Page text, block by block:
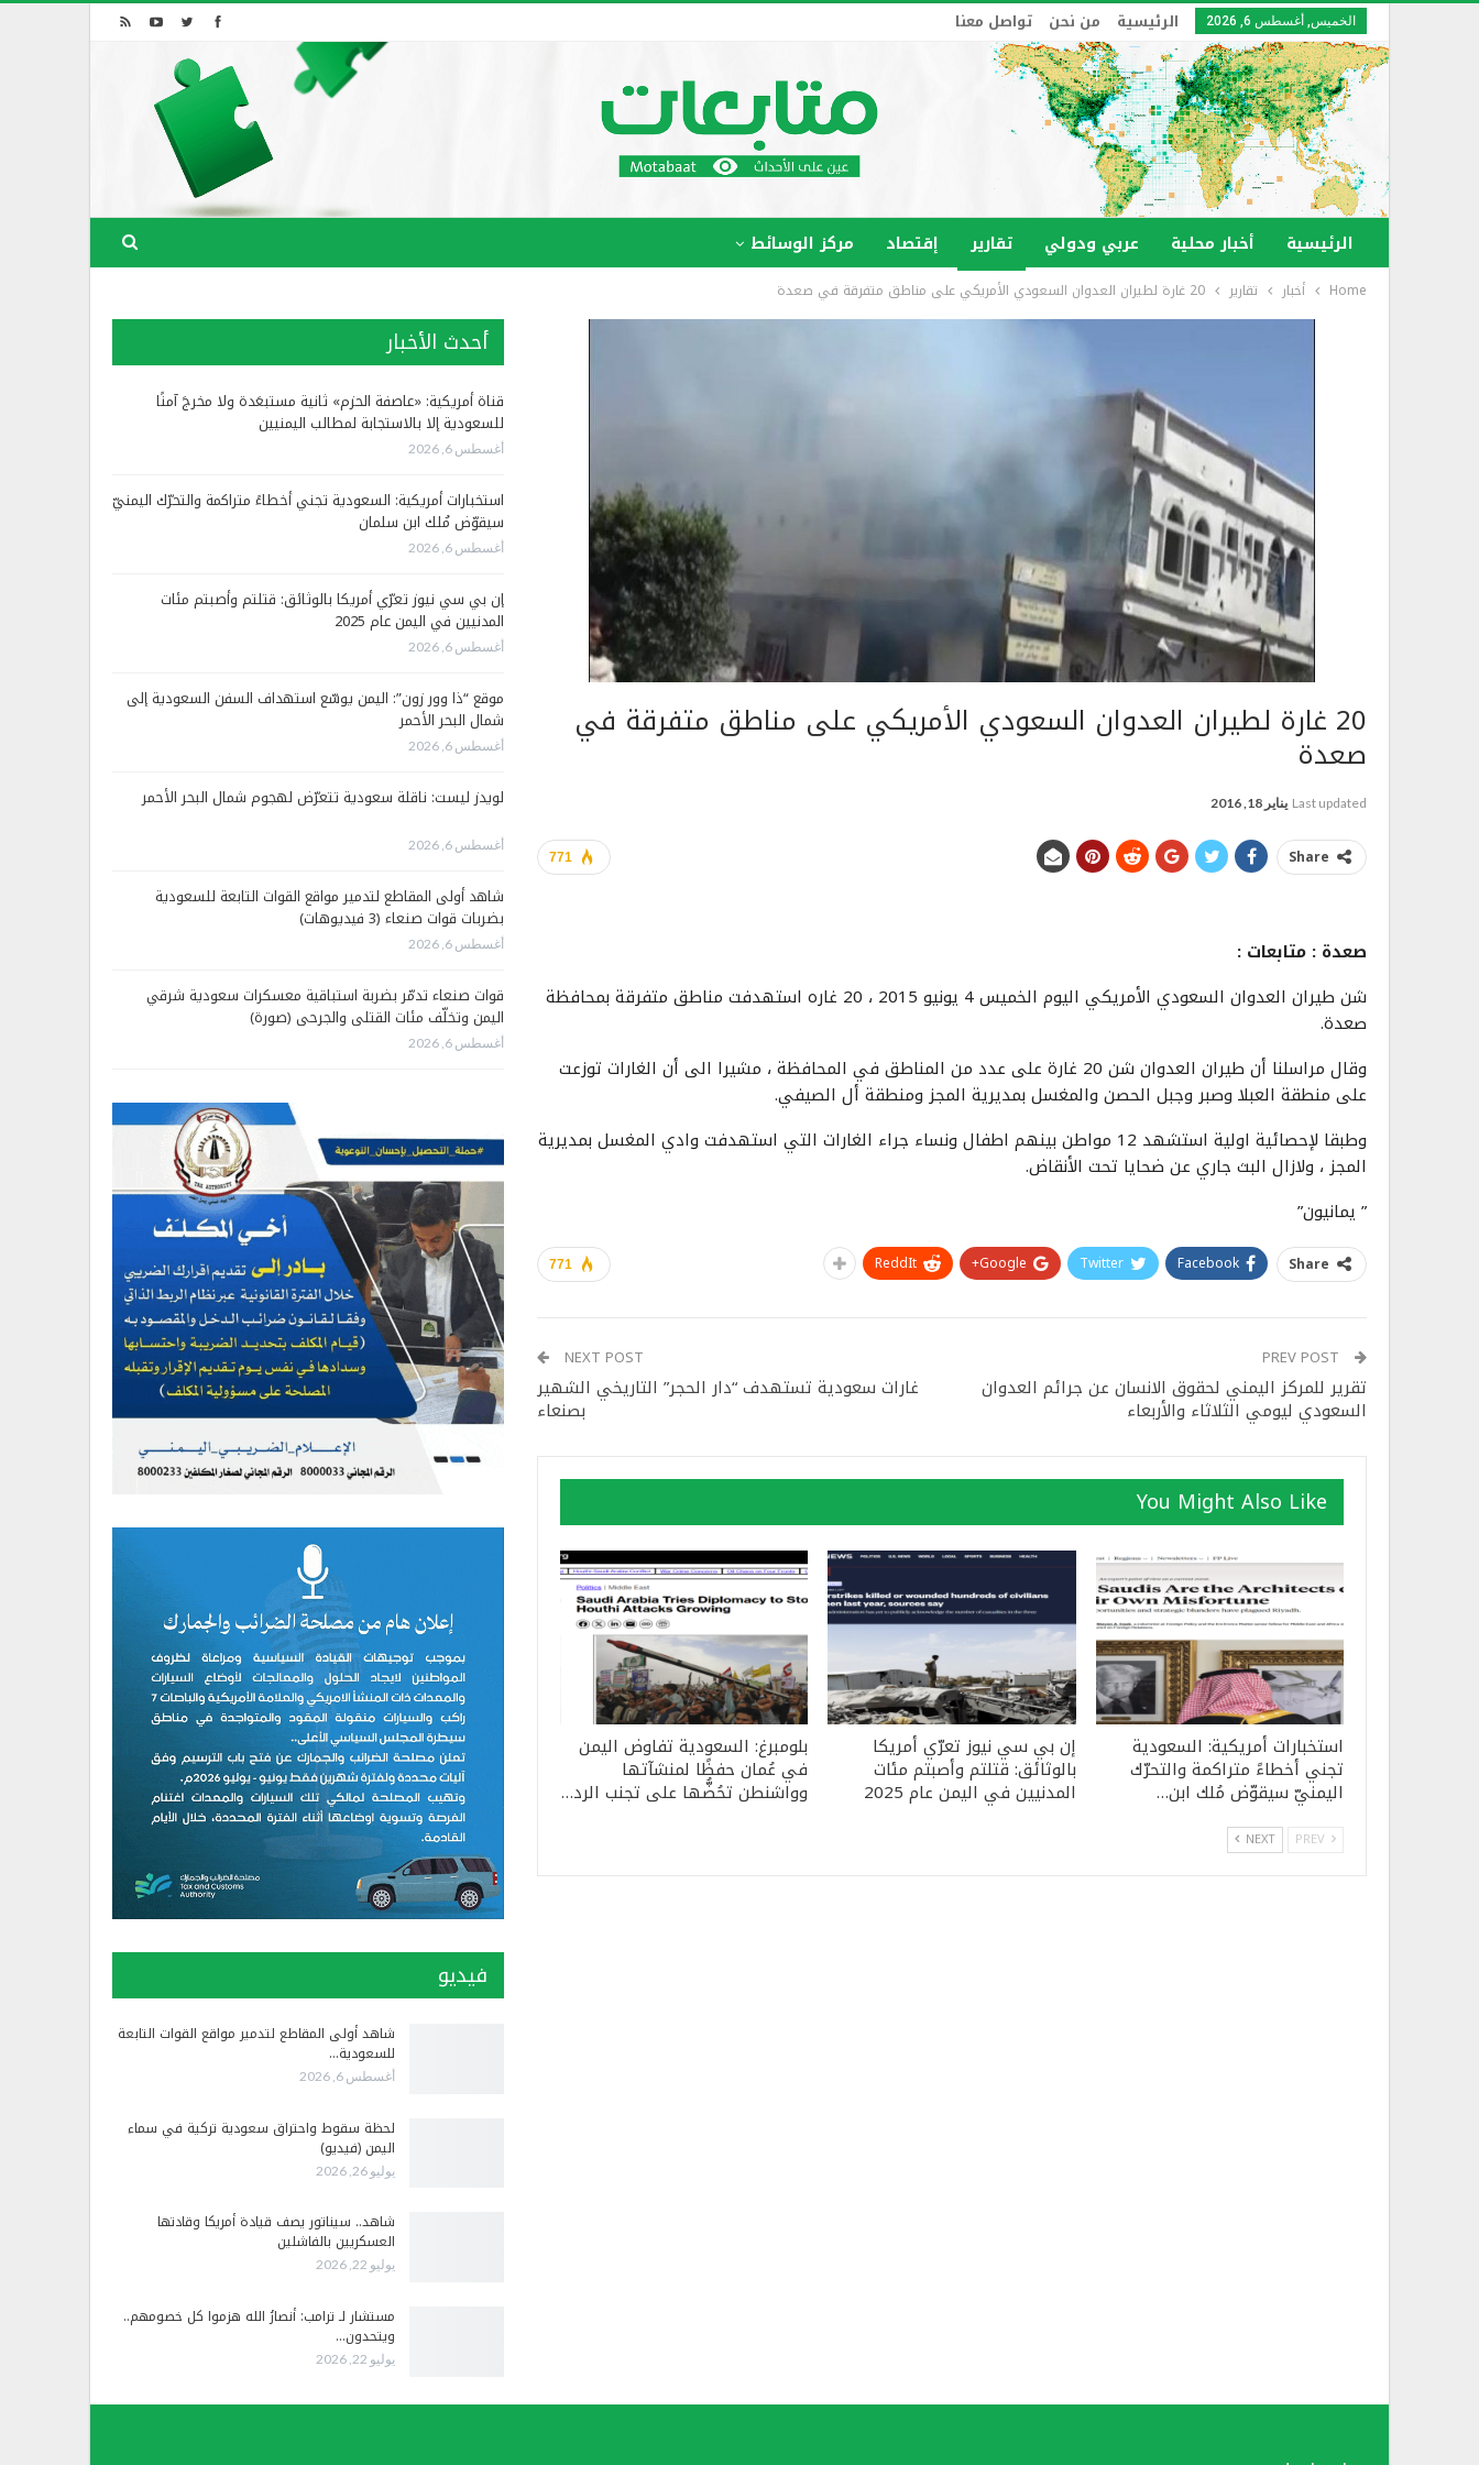
الخميس, أغسطس 6, 2026 الرئيسية من نحن تواصل معنا
الرئيسية أخبار محلية عربي ودولي تقارير إقتصاد مركز الوسائط
Home أخبار تقارير 20 غارة لطيران العدوان السعودي الأمريكي على مناطق متفرقة في صعدة
20 غارة لطيران العدوان السعودي الأمريكي على مناطق متفرقة في
صعدة
Last updated يناير 18, 2016
771 Share
صعدة : متابعات :
شن طيران العدوان السعودي الأمريكي اليوم الخميس 4 يونيو 2015 ، 20 غاره استهدفت مناطق متفرقة بمحافظة
صعدة.
وقال مراسلنا أن طيران العدوان شن 20 غارة على عدد من المناطق في المحافظة ، مشيرا الى أن الغارات توزعت
على منطقة العبلا وصبر وجبل الحصن والمغسل بمديرية المجز ومنطقة أل الصيفي.
وطبقا لإحصائية اولية استشهد 12 مواطن بينهم اطفال ونساء جراء الغارات التي استهدفت وادي المغسل بمديرية
المجز ، ولازال البث جاري عن ضحايا تحت الأنقاض.
” يمانيون”
771 Share
Facebook
Twitter
Google+
ReddIt
تقرير للمركز اليمني لحقوق الانسان عن جرائم العدوان
السعودي ليومي الثلاثاء والأربعاء
NEXT POST
غارات سعودية تستهدف “دار الحجر” التاريخي الشهير
بصنعاء
You Might Also Like
استخبارات أمريكية: السعودية
تجني أخطاءً متراكمة والتحرّك
اليمنيّ سيقوّض مُلك ابن…
إن بي سي نيوز تعرّي أمريكا
بالوثائق: قتلتم وأصبتم مئات
المدنيين في اليمن عام 2025
بلومبرغ: السعودية تفاوض اليمن
في عُمان حفظًا لمنشآتها
وواشنطن تحُضُّها على تجنب الرد…
NEXT
أحدث الأخبار
قناة أمريكية: «عاصفة الحزم» ثانية مستبعَدة ولا مخرجَ آمنًا
للسعودية إلا بالاستجابة لمطالب اليمنيين
أغسطس 6, 2026
استخبارات أمريكية: السعودية تجني أخطاءً متراكمة والتحرّك اليمنيّ
سيقوّض مُلك ابن سلمان
أغسطس 6, 2026
إن بي سي نيوز تعرّي أمريكا بالوثائق: قتلتم وأصبتم مئات
المدنيين في اليمن عام 2025
أغسطس 6, 2026
موقع “ذا وور زون”: اليمن يوسّع استهداف السفن السعودية إلى
شمال البحر الأحمر
أغسطس 6, 2026
لويدز ليست: ناقلة سعودية تتعرّض لهجوم شمال البحر الأحمر
أغسطس 6, 2026
شاهد أولى المقاطع لتدمير مواقع القوات التابعة للسعودية
بضربات قوات صنعاء (3 فيديوهات)
أغسطس 6, 2026
قوات صنعاء تدمّر بضربة استباقية معسكرات سعودية شرقي
اليمن وتخلّف مئات القتلى والجرحى (صورة)
أغسطس 6, 2026
فيديو
شاهد أولى المقاطع لتدمير مواقع القوات التابعة
للسعودية…
أغسطس 6, 2026
لحظة سقوط واحتراق سعودية تركية في سماء
اليمن (فيديو)
يوليو 26, 2026
شاهد.. سيناتور يصف قيادة أمريكا وقادتها
العسكريين بالفاشلين
يوليو 22, 2026
مستشار لـ ترامب: أنصارُ الله هزموا كل خصومهم..
ويتحدون…
يوليو 22, 2026